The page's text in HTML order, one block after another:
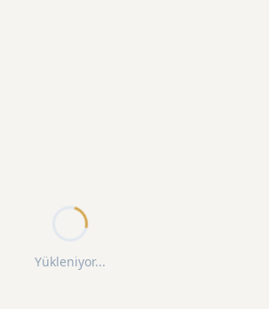
Yükleniyor...